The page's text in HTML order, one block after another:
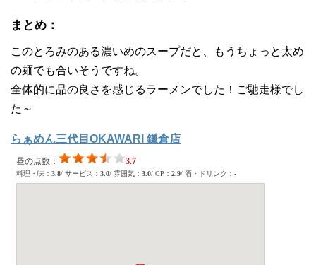
まとめ：
このとろみのある濃いめのスープだと、もうちょっと太め
の麺でも合いそうですね。
全体的に品の良さを感じるラーメンでした！ご馳走様でし
た～
らぁめん三代目OKAWARI 鎌倉店